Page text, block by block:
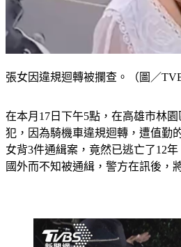
張女因違規迴轉被攔查。（圖／
在本月17日下午5點，在高雄市林
犯，因為騎機車違規迴轉，遭值勤
女背3件通緝案，竟然已逃亡了12
國外而不知被通緝，警方在訊後，